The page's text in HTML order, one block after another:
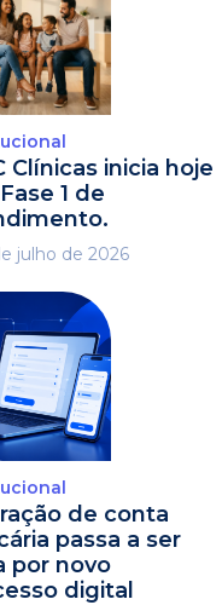
Clínicas inicia hoje
1 de
julho de 2026
de conta
passa a ser
por novo
digital